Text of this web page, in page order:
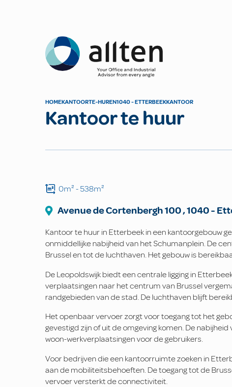
Allten
HOMEKANTOORTE-HUREN1040 - ETTERBEEKKANTOOR
Kantoor te huur
0m²- 538m²
Avenue de Cortenbergh100,1040-
Kantoor te huur in Etterbeek in een kantoorgebouw
onmiddellijke nabijheid van het Schumanplein. De
Brussel en tot de luchthaven. Het gebouw is
De Leopoldswijk biedt een centrale ligging in
verplaatsingen naar het centrum van Brussel
randgebieden van de stad. De luchthaven blijft
Het openbaar vervoer zorgt voor toegang tot het
gevestigd zijn of uit de omgeving komen. De
woon-werkverplaatsingen voor de gebruikers.
Voor bedrijven die een kantoorruimte zoeken in
aan de mobiliteitsbehoeften. De toegang tot de
vervoer versterkt de connectiviteit.